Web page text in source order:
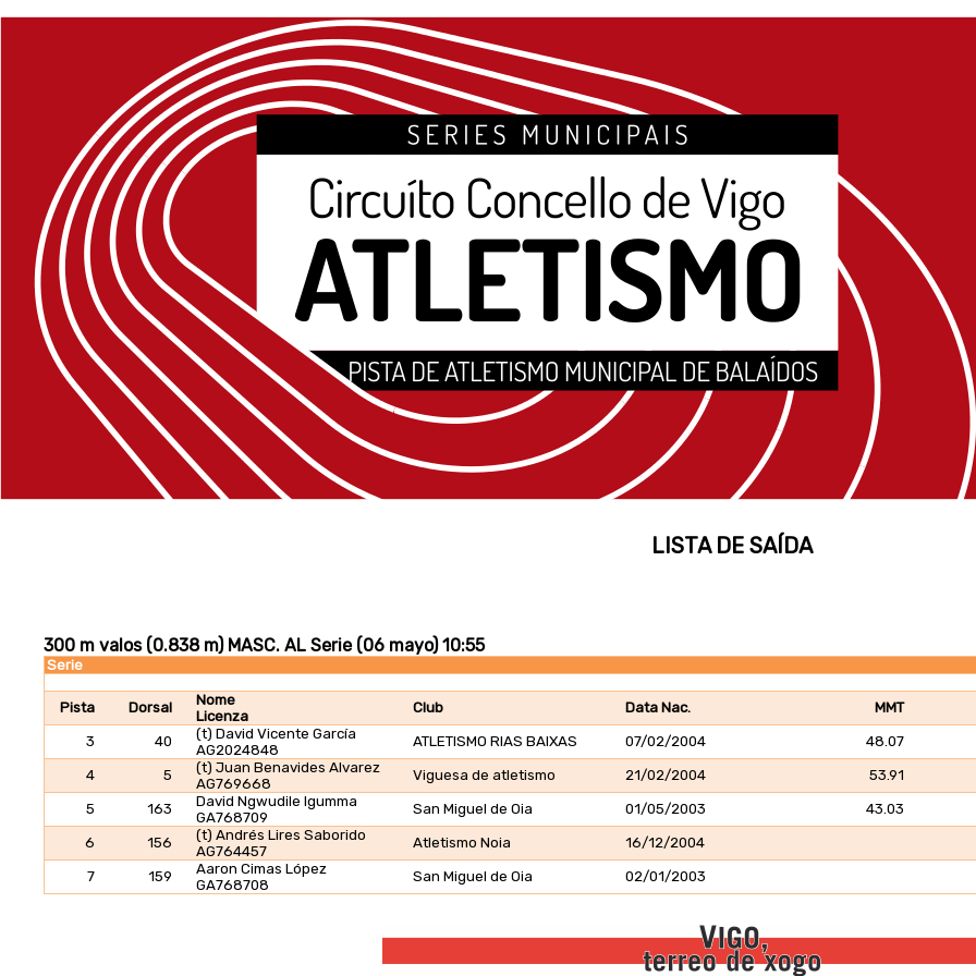
LISTA DE SAÍDA
Serie
Pista Dorsal
Nome
Licenza
Club Data Nac. MMT
3 40
(t) David Vicente García
AG2024848
ATLETISMO RIAS BAIXAS 07/02/2004 48.07
4 5
(t) Juan Benavides Alvarez
AG769668
Viguesa de atletismo 21/02/2004 53.91
5 163
David Ngwudile Igumma
GA768709
San Miguel de Oia 01/05/2003 43.03
6 156
(t) Andrés Lires Saborido
AG764457
Atletismo Noia 16/12/2004
7 159
Aaron Cimas López
GA768708
San Miguel de Oia 02/01/2003
300 m valos (0.838 m) MASC. AL Serie (06 mayo) 10:55